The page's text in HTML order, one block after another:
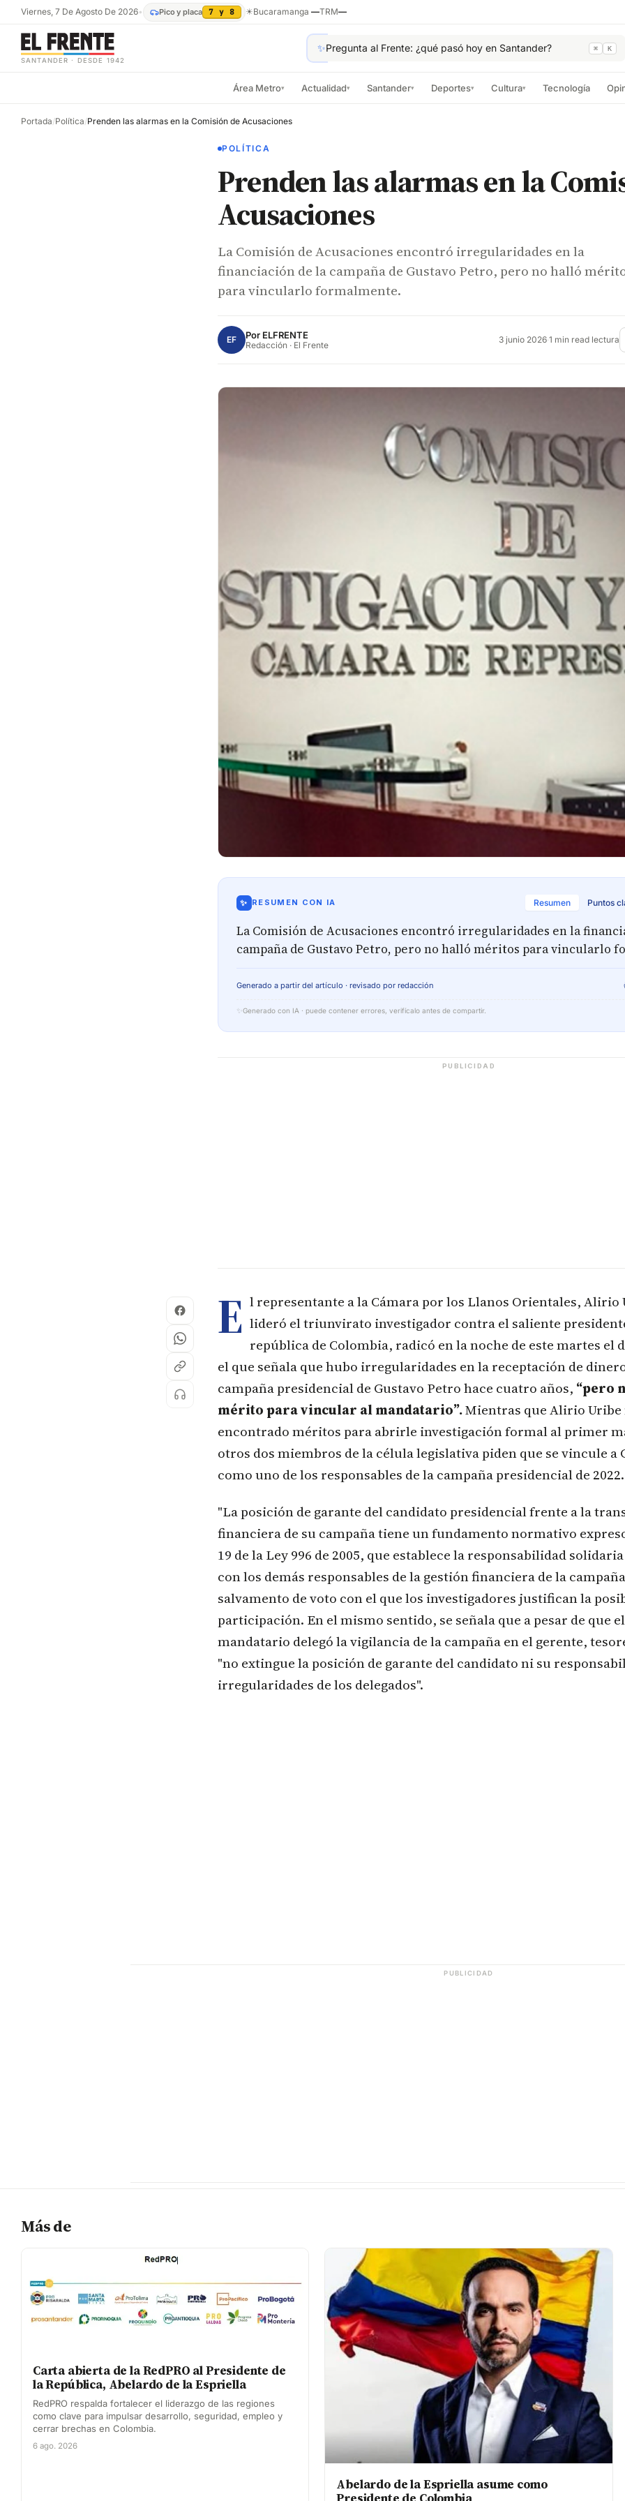
Viernes, 7 De Agosto De 2026• Pico y placa 7 y 8 ☀Bucaramanga —TRM—
SANTANDER · DESDE 1942
✨Pregunta al Frente: ¿qué pasó hoy en Santander? ⌘ K
Área Metro▾ Actualidad▾ Santander▾ Deportes▾ Cultura▾ Tecnología
Portada/Política/Prenden las alarmas en la Comisión de Acusaciones
POLÍTICA
Prenden las alarmas en la
Acusaciones
La Comisión de Acusaciones encontró irregularidades en la
financiación de la campaña de Gustavo Petro, pero no halló
para vincularlo formalmente.
EF Por ELFRENTE
Redacción · El Frente 3 junio 2026·1 min read lectura
✨ RESUMEN CON IA Resumen Puntos
La Comisión de Acusaciones encontró irregularidades en la
campaña de Gustavo Petro, pero no halló méritos para vincularlo
Generado a partir del artículo · revisado por redacción
✨ Generado con IA · puede contener errores, verifícalo antes de compartir.
PUBLICIDAD
E l representante a la Cámara por los Llanos Orientales, Alirio
lideró el triunvirato investigador contra el saliente
república de Colombia, radicó en la noche de este martes el
el que señala que hubo irregularidades en la receptación de
campaña presidencial de Gustavo Petro hace cuatro años, “pero
mérito para vincular al mandatario”.Mientras que Alirio
encontrado méritos para abrirle investigación formal al primer
otros dos miembros de la célula legislativa piden que se vincule a
como uno de los responsables de la campaña presidencial de 2022.
"La posición de garante del candidato presidencial frente a la
financiera de su campaña tiene un fundamento normativo
19 de la Ley 996 de 2005, que establece la responsabilidad
con los demás responsables de la gestión financiera de la
salvamento de voto con el que los investigadores justifican la
participación. En el mismo sentido, se señala que a pesar de que
mandatario delegó la vigilancia de la campaña en el gerente,
"no extingue la posición de garante del candidato ni su
irregularidades de los delegados".
PUBLICIDAD
Más de
Carta abierta de la RedPRO al Presidente de
la República, Abelardo de la Espriella
RedPRO respalda fortalecer el liderazgo de las regiones
como clave para impulsar desarrollo, seguridad, empleo y
cerrar brechas en Colombia.
6 ago. 2026
Abelardo de la Espriella asume como